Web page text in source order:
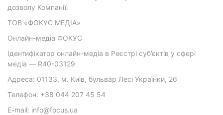
дозволу Компанії.
ТОВ «ФОКУС МЕДІА»
Онлайн-медіа ФОКУС
Ідентифікатор онлайн-медіа в Реєстрі суб’єктів у сфері
медіа — R40-03129
Адреса: 01133, м. Київ, бульвар Лесі Українки, 26
Телефон: +38 044 207 45 54
E-mail: info@focus.ua